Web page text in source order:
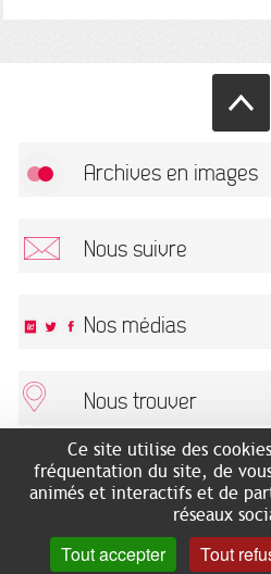
Archives en images
Nous suivre
Ce champ est exigé.
Nos médias
Nous trouver
ARCHIVES MUNICIPALES
2 rue des Archives
Accès mobilité réduite :
7 avenue de Bellevue
RECHERCHES
NOUS
SERVICE
LES ARCHIVES
HISTOIRE DE
Ce site utilise des
fréquentation du site, de
animés et interactifs et de
réseaux
Tout accepter Tout